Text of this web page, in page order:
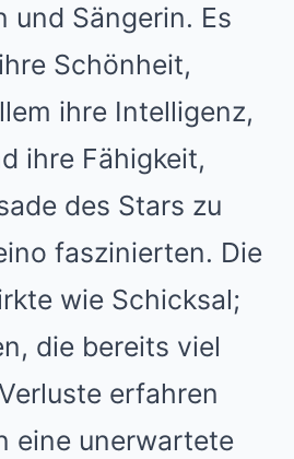
und Sängerin. Es
Schönheit,
ihre Intelligenz,
ihre Fähigkeit,
des Stars zu
faszinierten. Die
wie Schicksal;
die bereits viel
erfahren
eine unerwartete